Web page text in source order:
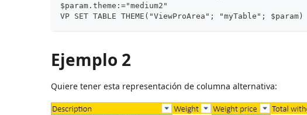
$param.theme:="medium2"
VP SET TABLE THEME("ViewProArea"; "myTable"; $param)
Ejemplo 2
Quiere tener esta representación de columna alternativa: